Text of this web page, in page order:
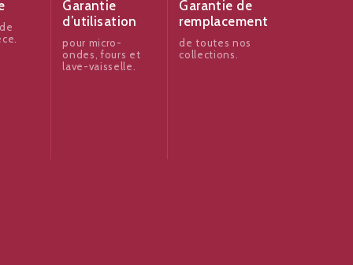
Garantie
d’utilisation
pour micro-
ondes, fours et
lave-vaisselle.
Garantie de
remplacement
de toutes nos
collections.